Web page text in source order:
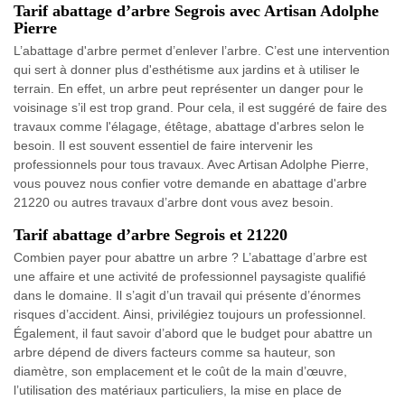
Tarif abattage d’arbre Segrois avec Artisan Adolphe
Pierre
L’abattage d'arbre permet d’enlever l’arbre. C’est une intervention
qui sert à donner plus d'esthétisme aux jardins et à utiliser le
terrain. En effet, un arbre peut représenter un danger pour le
voisinage s’il est trop grand. Pour cela, il est suggéré de faire des
travaux comme l'élagage, étêtage, abattage d'arbres selon le
besoin. Il est souvent essentiel de faire intervenir les
professionnels pour tous travaux. Avec Artisan Adolphe Pierre,
vous pouvez nous confier votre demande en abattage d'arbre
21220 ou autres travaux d’arbre dont vous avez besoin.
Tarif abattage d’arbre Segrois et 21220
Combien payer pour abattre un arbre ? L’abattage d’arbre est
une affaire et une activité de professionnel paysagiste qualifié
dans le domaine. Il s’agit d’un travail qui présente d’énormes
risques d’accident. Ainsi, privilégiez toujours un professionnel.
Également, il faut savoir d’abord que le budget pour abattre un
arbre dépend de divers facteurs comme sa hauteur, son
diamètre, son emplacement et le coût de la main d’œuvre,
l’utilisation des matériaux particuliers, la mise en place de